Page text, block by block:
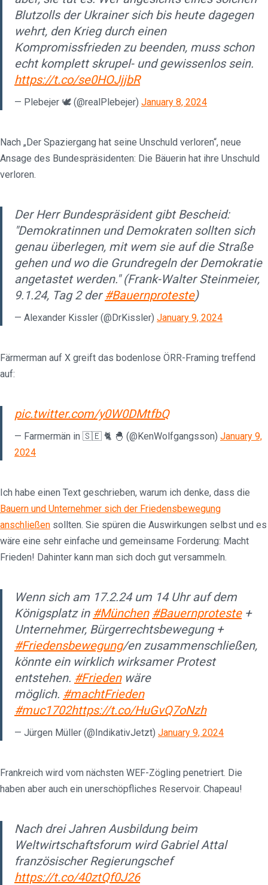
Blutzolls der Ukrainer sich bis heute dagegen
wehrt, den Krieg durch einen
Kompromissfrieden zu beenden, muss schon
echt komplett skrupel- und gewissenlos sein.
https://t.co/se0HOJjjbR
— Plebejer 🕊️ (@realPlebejer) January 8, 2024
Nach „Der Spaziergang hat seine Unschuld verloren“, neue
Ansage des Bundespräsidenten: Die Bäuerin hat ihre Unschuld
verloren.
Der Herr Bundespräsident gibt Bescheid:
"Demokratinnen und Demokraten sollten sich
genau überlegen, mit wem sie auf die Straße
gehen und wo die Grundregeln der Demokratie
angetastet werden." (Frank-Walter Steinmeier,
9.1.24, Tag 2 der #Bauernproteste)
— Alexander Kissler (@DrKissler) January 9, 2024
Färmerman auf X greift das bodenlose ÖRR-Framing treffend
auf:
pic.twitter.com/y0W0DMtfbQ
— Farmermän in 🇸🇪 🐈 🐣 (@KenWolfgangsson) January 9,
2024
Ich habe einen Text geschrieben, warum ich denke, dass die
Bauern und Unternehmer sich der Friedensbewegung
anschließen sollten. Sie spüren die Auswirkungen selbst und es
wäre eine sehr einfache und gemeinsame Forderung: Macht
Frieden! Dahinter kann man sich doch gut versammeln.
Wenn sich am 17.2.24 um 14 Uhr auf dem
Königsplatz in #München #Bauernproteste+
Unternehmer, Bürgerrechtsbewegung +
#Friedensbewegung/en zusammenschließen,
könnte ein wirklich wirksamer Protest
entstehen. #Friedenwäre
möglich. #machtFrieden
#muc1702https://t.co/HuGvQ7oNzh
— Jürgen Müller (@IndikativJetzt) January 9, 2024
Frankreich wird vom nächsten WEF-Zögling penetriert. Die
haben aber auch ein unerschöpfliches Reservoir. Chapeau!
Nach drei Jahren Ausbildung beim
Weltwirtschaftsforum wird Gabriel Attal
französischer Regierungschef
https://t.co/40ztQf0J26